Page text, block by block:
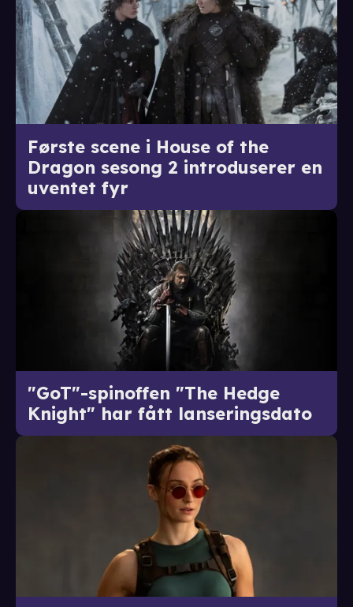
Første scene i House of the
Dragon sesong 2 introduserer en
uventet fyr
"GoT"-spinoffen "The Hedge
Knight" har fått lanseringsdato